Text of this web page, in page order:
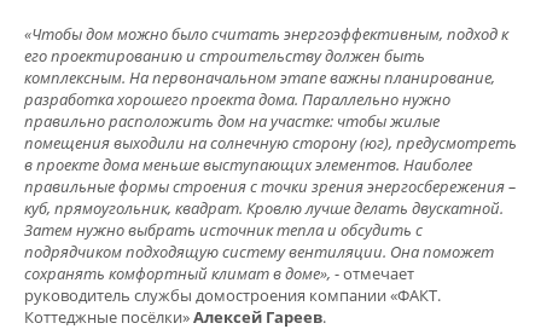
«Чтобы дом можно было считать энергоэффективным, подход к
его проектированию и строительству должен быть
комплексным. На первоначальном этапе важны планирование,
разработка хорошего проекта дома. Параллельно нужно
правильно расположить дом на участке: чтобы жилые
помещения выходили на солнечную сторону (юг), предусмотреть
в проекте дома меньше выступающих элементов. Наиболее
правильные формы строения с точки зрения энергосбережения –
куб, прямоугольник, квадрат. Кровлю лучше делать двускатной.
Затем нужно выбрать источник тепла и обсудить с
подрядчиком подходящую систему вентиляции. Она поможет
сохранять комфортный климат в доме», - отмечает
руководитель службы домостроения компании «ФАКТ.
Коттеджные посёлки»Алексей Гареев.